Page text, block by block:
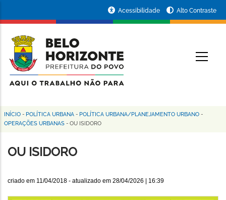
conteúdo
principal
da
Prefeitura
de
Horizonte
Acessibilidade Alto Contraste
Trilha
navegação
INÍCIO - POLÍTICA URBANA - POLÍTICA URBANA/PLANEJAMENTO URBANO -
OPERAÇÕES URBANAS - OU ISIDORO
OU ISIDORO
criado em 11/04/2018 - atualizado em 28/04/2026 | 16:39